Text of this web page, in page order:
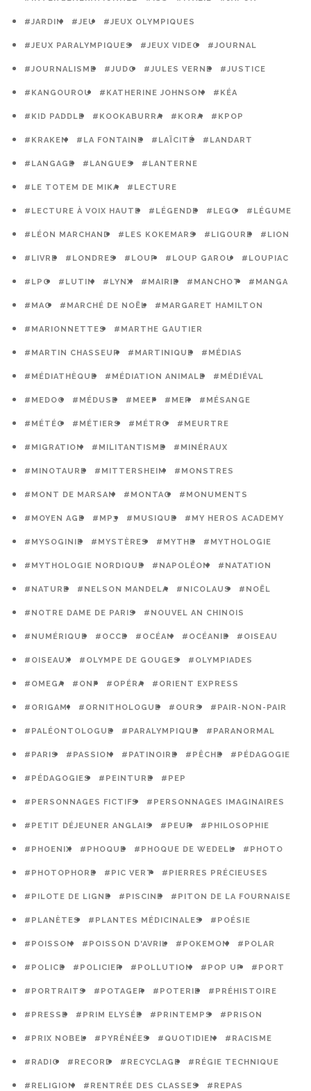
#JARDIN #JEU #JEUX OLYMPIQUES
#JEUX PARALYMPIQUES #JEUX VIDEO #JOURNAL
#JOURNALISME #JUDO #JULES VERNE #JUSTICE
#KANGOUROU #KATHERINE JOHNSON #KÉA
#KID PADDLE #KOOKABURRA #KORA #KPOP
#KRAKEN #LA FONTAINE #LAÏCITÉ #LANDART
#LANGAGE #LANGUES #LANTERNE
#LE TOTEM DE MIKA #LECTURE
#LECTURE À VOIX HAUTE #LÉGENDE #LEGO #LÉGUME
#LÉON MARCHAND #LES KOKEMARS #LIGOURE #LION
#LIVRE #LONDRES #LOUP #LOUP GAROU #LOUPIAC
#LPO #LUTIN #LYNX #MAIRIE #MANCHOT #MANGA
#MAO #MARCHÉ DE NOËL #MARGARET HAMILTON
#MARIONNETTES #MARTHE GAUTIER
#MARTIN CHASSEUR #MARTINIQUE #MÉDIAS
#MÉDIATHÈQUE #MÉDIATION ANIMALE #MÉDIÉVAL
#MEDOC #MÉDUSE #MEEF #MER #MÉSANGE
#MÉTÉO #MÉTIERS #MÉTRO #MEURTRE
#MIGRATION #MILITANTISME #MINÉRAUX
#MINOTAURE #MITTERSHEIM #MONSTRES
#MONT DE MARSAN #MONTAG #MONUMENTS
#MOYEN AGE #MP3 #MUSIQUE #MY HEROS ACADEMY
#MYSOGINIE #MYSTÈRES #MYTHE #MYTHOLOGIE
#MYTHOLOGIE NORDIQUE #NAPOLÉON #NATATION
#NATURE #NELSON MANDELA #NICOLAUS #NOËL
#NOTRE DAME DE PARIS #NOUVEL AN CHINOIS
#NUMÉRIQUE #OCCE #OCÉAN #OCÉANIE #OISEAU
#OISEAUX #OLYMPE DE GOUGES #OLYMPIADES
#OMEGA #ONF #OPÉRA #ORIENT EXPRESS
#ORIGAMI #ORNITHOLOGUE #OURS #PAIR-NON-PAIR
#PALÉONTOLOGUE #PARALYMPIQUE #PARANORMAL
#PARIS #PASSION #PATINOIRE #PÊCHE #PÉDAGOGIE
#PÉDAGOGIES #PEINTURE #PEP
#PERSONNAGES FICTIFS #PERSONNAGES IMAGINAIRES
#PETIT DÉJEUNER ANGLAIS #PEUR #PHILOSOPHIE
#PHOENIX #PHOQUE #PHOQUE DE WEDELL #PHOTO
#PHOTOPHORE #PIC VERT #PIERRES PRÉCIEUSES
#PILOTE DE LIGNE #PISCINE #PITON DE LA FOURNAISE
#PLANÈTES #PLANTES MÉDICINALES #POÉSIE
#POISSON #POISSON D'AVRIL #POKEMON #POLAR
#POLICE #POLICIER #POLLUTION #POP UP #PORT
#PORTRAITS #POTAGER #POTERIE #PRÉHISTOIRE
#PRESSE #PRIM ELYSÉE #PRINTEMPS #PRISON
#PRIX NOBEL #PYRÉNÉES #QUOTIDIEN #RACISME
#RADIO #RECORD #RECYCLAGE #RÉGIE TECHNIQUE
#RELIGION #RENTRÉE DES CLASSES #REPAS